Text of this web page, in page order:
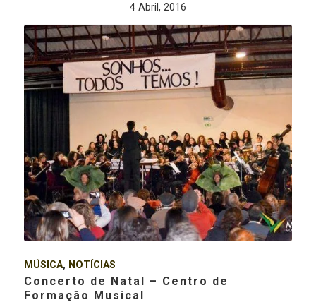
4 Abril, 2016
MÚSICA, NOTÍCIAS
Concerto de Natal – Centro de
Formação Musical